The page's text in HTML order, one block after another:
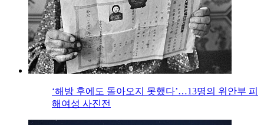
‘해방 후에도 돌아오지 못했다’…13명의 위안부 피
해여성 사진전